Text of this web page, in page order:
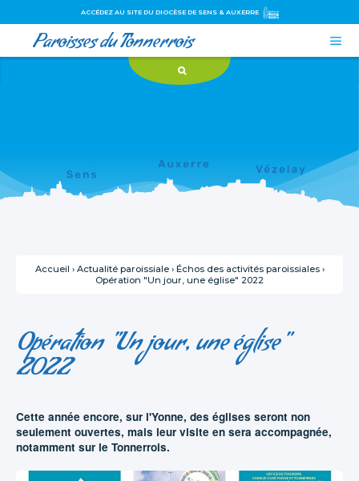
contenu.
ACCÉDEZ AU SITE DU DIOCÈSE DE SENS & AUXERRE
Paroisses du Tonnerrois 
Accueil › Actualité paroissiale › Échos des activités paroissiales ›
Opération "Un jour, une église" 2022
Opération "Un jour, une église"
2022
Cette année encore, sur l'Yonne, des églises seront non
seulement ouvertes, mais leur visite en sera accompagnée,
notamment sur le Tonnerrois.